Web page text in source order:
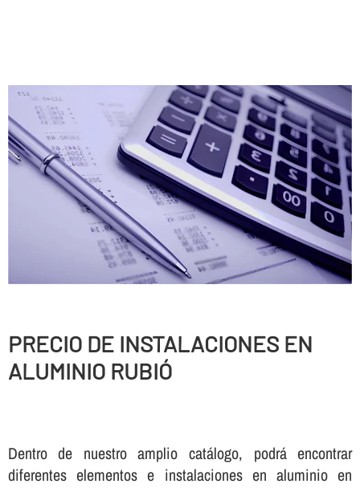
PRECIO DE INSTALACIONES EN
ALUMINIO RUBIÓ
Dentro de nuestro amplio catálogo, podrá encontrar
diferentes elementos e instalaciones en aluminio en